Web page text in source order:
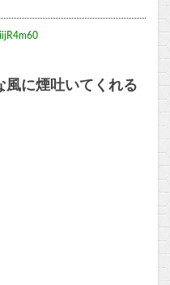
風に煙吐いてくれる